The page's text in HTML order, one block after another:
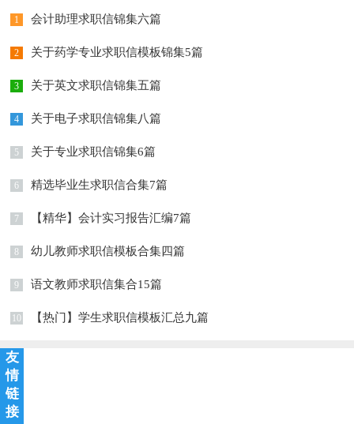
1 会计助理求职信锦集六篇
2 关于药学专业求职信模板锦集5篇
3 关于英文求职信锦集五篇
4 关于电子求职信锦集八篇
5 关于专业求职信锦集6篇
6 精选毕业生求职信合集7篇
7 【精华】会计实习报告汇编7篇
8 幼儿教师求职信模板合集四篇
9 语文教师求职信集合15篇
10 【热门】学生求职信模板汇总九篇
友
情
链
接